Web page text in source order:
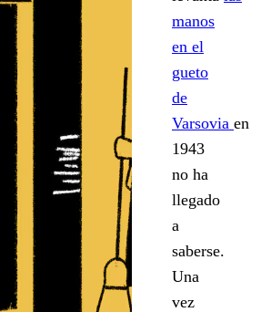
manos
en el
gueto
de
Varsovia en
1943
no ha
llegado
a
saberse.
Una
vez